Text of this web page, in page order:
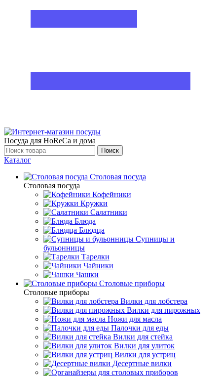
Посуда для HoReCa и дома
Поиск
Каталог
Столовая посуда
Столовая посуда
Кофейники
Кружки
Салатники
Блюда
Блюдца
Супницы и
бульонницы
Тарелки
Чайники
Чашки
Cтоловые приборы
Cтоловые приборы
Вилки для лобстера
Вилки для пирожных
Ножи для масла
Палочки для еды
Вилки для стейка
Вилки для улиток
Вилки для устриц
Десертные вилки